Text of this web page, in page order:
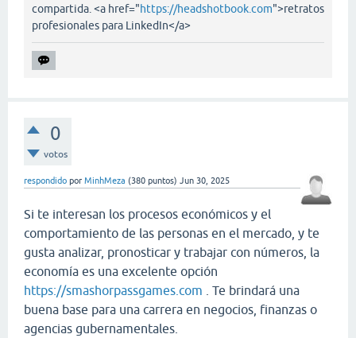
compartida. <a href="https://headshotbook.com">retratos
profesionales para LinkedIn</a>
0
votos
respondido por MinhMeza (380 puntos) Jun 30, 2025
Si te interesan los procesos económicos y el
comportamiento de las personas en el mercado, y te
gusta analizar, pronosticar y trabajar con números, la
economía es una excelente opción
https://smashorpassgames.com . Te brindará una
buena base para una carrera en negocios, finanzas o
agencias gubernamentales.